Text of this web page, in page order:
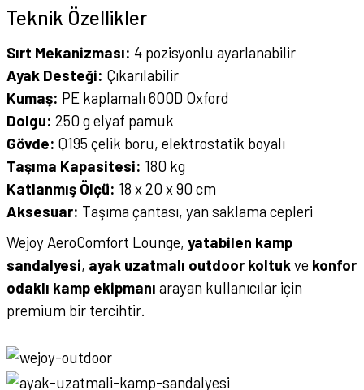
Teknik Özellikler
Sırt Mekanizması: 4 pozisyonlu ayarlanabilir
Ayak Desteği: Çıkarılabilir
Kumaş: PE kaplamalı 600D Oxford
Dolgu: 250 g elyaf pamuk
Gövde: Q195 çelik boru, elektrostatik boyalı
Taşıma Kapasitesi: 180 kg
Katlanmış Ölçü: 18 x 20 x 90 cm
Aksesuar: Taşıma çantası, yan saklama cepleri
Wejoy AeroComfort Lounge, yatabilen kamp
sandalyesi, ayak uzatmalı outdoor koltuk ve konfor
odaklı kamp ekipmanı arayan kullanıcılar için
premium bir tercihtir.